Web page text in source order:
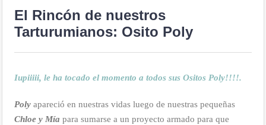
El Rincón de nuestros
Tarturumianos: Osito Poly
Iupiiiii, le ha tocado el momento a todos sus Ositos Poly!!!!.
Poly apareció en nuestras vidas luego de nuestras pequeñas
Chloe y Mía para sumarse a un proyecto armado para que